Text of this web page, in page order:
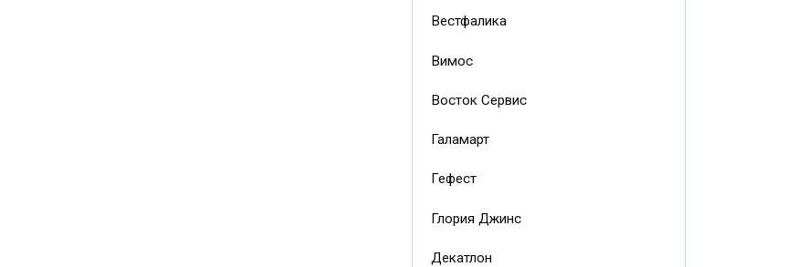
Вестфалика
Вимос
Восток Сервис
Галамарт
Гефест
Глория Джинс
Декатлон